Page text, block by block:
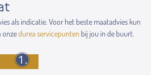
als indicatie. Voor het beste maatadvies kun
onzedurea servicepunten bij jou in de buurt.